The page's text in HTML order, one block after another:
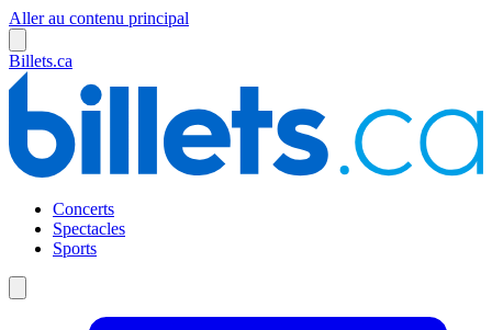
Aller au contenu principal
Billets.ca
Concerts
Spectacles
Sports